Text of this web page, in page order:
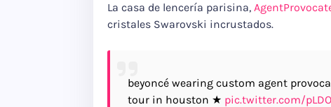
La casa de lencería parisina,
cristales Swarovski incrustados.
beyoncé wearing custom agent
tour in houston ★ pic.twitter.com/